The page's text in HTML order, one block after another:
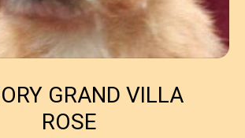
GRAND VILLA
ROSE